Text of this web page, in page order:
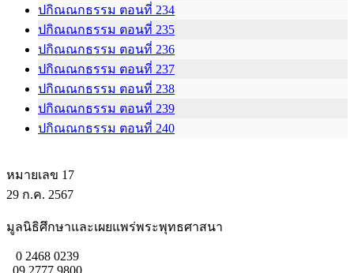
ปกิณณกธรรม ตอนที่ 234
ปกิณณกธรรม ตอนที่ 235
ปกิณณกธรรม ตอนที่ 236
ปกิณณกธรรม ตอนที่ 237
ปกิณณกธรรม ตอนที่ 238
ปกิณณกธรรม ตอนที่ 239
ปกิณณกธรรม ตอนที่ 240
หมายเลข 17
29 ก.ค. 2567
มูลนิธิศึกษาและเผยแพร่พระพุทธศาสนา
0 2468 0239
09 2777 9800